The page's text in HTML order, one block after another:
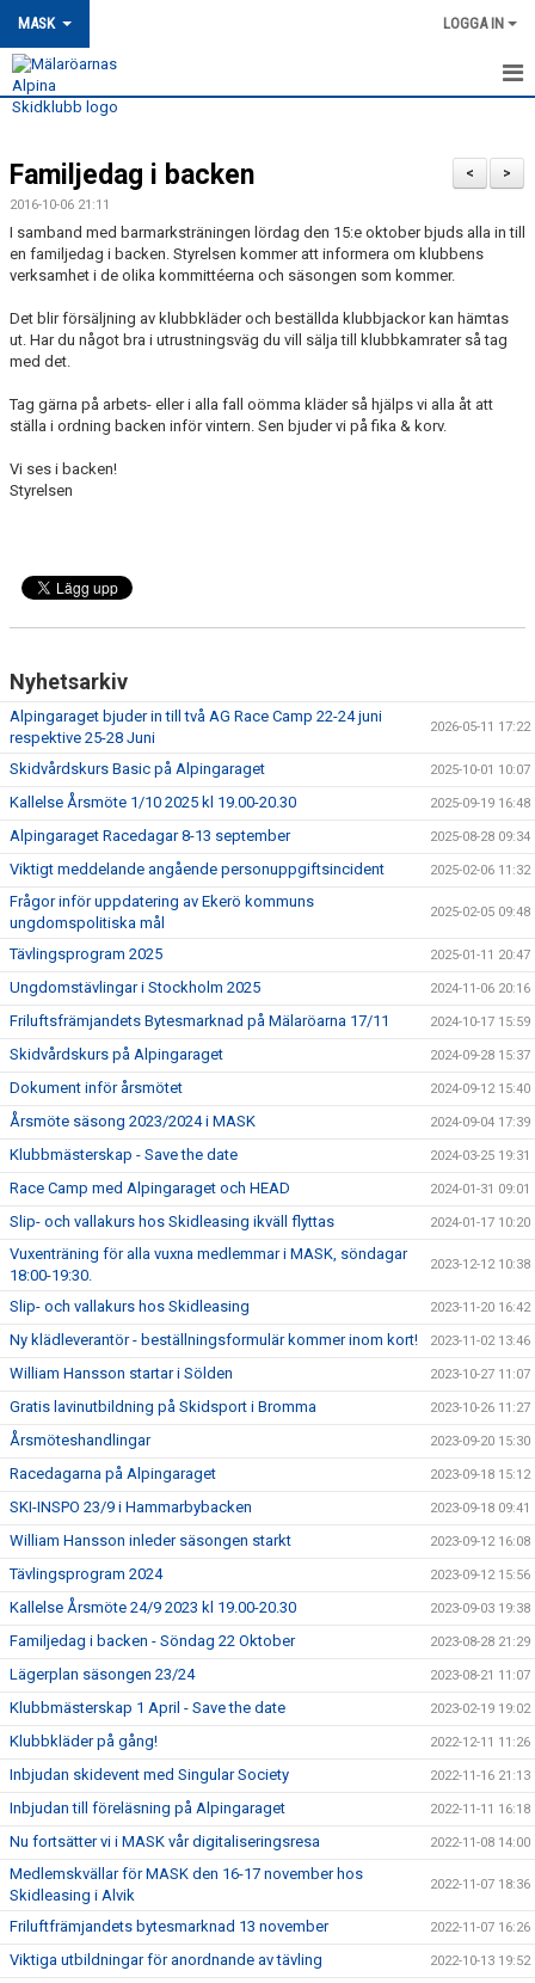
MASK LOGGA IN
MASK-NYHETER
OM MASK
MEDLEMSSKAP
KONTAKT
TÄVLING
MASK KALENDER
SPONSORER & PARTNERS
MATILDA RAPAPORT MINNESFOND
>
<
Familjedag i backen
2016-10-06 21:11
I samband med barmarksträningen lördag den 15:e oktober bjuds alla in till
en familjedag i backen. Styrelsen kommer att informera om klubbens
verksamhet i de olika kommittéerna och säsongen som kommer.
Det blir försäljning av klubbkläder och beställda klubbjackor kan hämtas
ut. Har du något bra i utrustningsväg du vill sälja till klubbkamrater så tag
med det.
Tag gärna på arbets- eller i alla fall oömma kläder så hjälps vi alla åt att
ställa i ordning backen inför vintern. Sen bjuder vi på fika & korv.
Vi ses i backen!
Styrelsen
Nyhetsarkiv
Alpingaraget bjuder in till två AG Race Camp 22-24 juni
respektive 25-28 Juni
2026-05-11 17:22
Skidvårdskurs Basic på Alpingaraget 2025-10-01 10:07
Kallelse Årsmöte 1/10 2025 kl 19.00-20.30 2025-09-19 16:48
Alpingaraget Racedagar 8-13 september 2025-08-28 09:34
Viktigt meddelande angående personuppgiftsincident 2025-02-06 11:32
Frågor inför uppdatering av Ekerö kommuns
ungdomspolitiska mål
2025-02-05 09:48
Tävlingsprogram 2025 2025-01-11 20:47
Ungdomstävlingar i Stockholm 2025 2024-11-06 20:16
Friluftsfrämjandets Bytesmarknad på Mälaröarna 17/11 2024-10-17 15:59
Skidvårdskurs på Alpingaraget 2024-09-28 15:37
Dokument inför årsmötet 2024-09-12 15:40
Årsmöte säsong 2023/2024 i MASK 2024-09-04 17:39
Klubbmästerskap - Save the date 2024-03-25 19:31
Race Camp med Alpingaraget och HEAD 2024-01-31 09:01
Slip- och vallakurs hos Skidleasing ikväll flyttas 2024-01-17 10:20
Vuxenträning för alla vuxna medlemmar i MASK, söndagar
18:00-19:30.
2023-12-12 10:38
Slip- och vallakurs hos Skidleasing 2023-11-20 16:42
Ny klädleverantör - beställningsformulär kommer inom kort! 2023-11-02 13:46
William Hansson startar i Sölden 2023-10-27 11:07
Gratis lavinutbildning på Skidsport i Bromma 2023-10-26 11:27
Årsmöteshandlingar 2023-09-20 15:30
Racedagarna på Alpingaraget 2023-09-18 15:12
SKI-INSPO 23/9 i Hammarbybacken 2023-09-18 09:41
William Hansson inleder säsongen starkt 2023-09-12 16:08
Tävlingsprogram 2024 2023-09-12 15:56
Kallelse Årsmöte 24/9 2023 kl 19.00-20.30 2023-09-03 19:38
Familjedag i backen - Söndag 22 Oktober 2023-08-28 21:29
Lägerplan säsongen 23/24 2023-08-21 11:07
Klubbmästerskap 1 April - Save the date 2023-02-19 19:02
Klubbkläder på gång! 2022-12-11 11:26
Inbjudan skidevent med Singular Society 2022-11-16 21:13
Inbjudan till föreläsning på Alpingaraget 2022-11-11 16:18
Nu fortsätter vi i MASK vår digitaliseringsresa 2022-11-08 14:00
Medlemskvällar för MASK den 16-17 november hos
Skidleasing i Alvik
2022-11-07 18:36
Friluftfrämjandets bytesmarknad 13 november 2022-11-07 16:26
Viktiga utbildningar för anordnande av tävling 2022-10-13 19:52